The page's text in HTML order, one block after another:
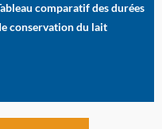
comparatif des durées
conservation du lait